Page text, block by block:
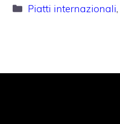
Categorie
Piatti internazionali,